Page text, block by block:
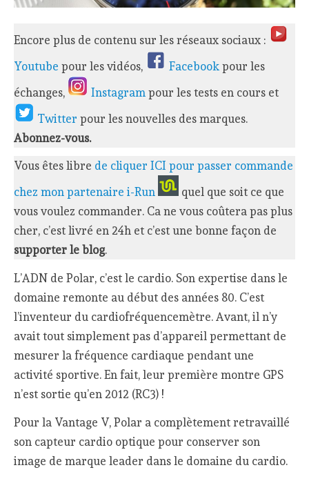
Encore plus de contenu sur les réseaux sociaux :
Youtube pour les vidéos, Facebookpour les
échanges,
Instagrampour les tests en cours et
Twitterpour les nouvelles des marques.
Abonnez-vous.
Vous êtes libre de cliquer ICI pour passer commande
chez mon partenaire i-Run
quel que soit ce que
vous voulez commander. Ca ne vous coûtera pas plus
cher, c’est livré en 24h et c’est une bonne façon de
supporter le blog.
L’ADN de Polar, c’est le cardio. Son expertise dans le
domaine remonte au début des années 80. C’est
l’inventeur du cardiofréquencemètre. Avant, il n’y
avait tout simplement pas d’appareil permettant de
mesurer la fréquence cardiaque pendant une
activité sportive. En fait, leur première montre GPS
n’est sortie qu’en 2012 (RC3) !
Pour la Vantage V, Polar a complètement retravaillé
son capteur cardio optique pour conserver son
image de marque leader dans le domaine du cardio.